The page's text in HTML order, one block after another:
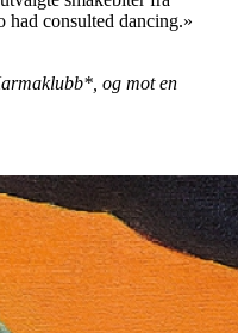
had consulted dancing.»
og mot en